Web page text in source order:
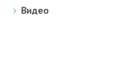
Видео